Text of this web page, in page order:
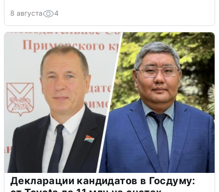
8 августа 4
Декларации кандидатов в Госдуму: